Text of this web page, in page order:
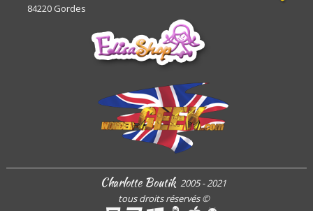
84220 Gordes
Charlotte Boutik 2005 - 2021
tous droits réservés©